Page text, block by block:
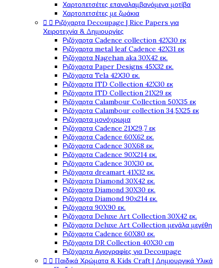
Χαρτοπετσέτες επαναλαμβανόμενα μοτίβα
Χαρτοπετσέτες με ζωάκια
  Ριζόχαρτα Decoupage | Rice Papers για
Χειροτεχνία & Δημιουργίες
Ριζόχαρτα Cadence collection 42X30 εκ
Ριζόχαρτα metal leaf Cadence 42X31 εκ
Ριζόχαρτα Nagehan aka 30X42 εκ.
Ριζόχαρτα Paper Designs 45X32 εκ.
Ριζόχαρτα Tela 42Χ30 εκ.
Ριζόχαρτα ITD Collection 42X30 εκ
Ριζόχαρτα ITD Collection 21X29 εκ
Ριζόχαρτα Calambour Collection 50X35 εκ
Ριζόχαρτα Calambour collection 34,5X25 εκ
Ριζόχαρτα μονόχρωμα
Ριζόχαρτα Cadence 21Χ29,7 εκ
Ριζόχαρτα Cadence 60X62 εκ.
Ριζόχαρτα Cadence 30X68 εκ.
Ριζόχαρτα Cadence 90X214 εκ.
Ριζόχαρτα Cadence 30X30 εκ.
Ριζόχαρτα dreamart 41X32 εκ.
Ριζόχαρτα Diamond 30X42 εκ.
Ριζόχαρτα Diamond 30X30 εκ.
Ριζόχαρτα Diamond 90x214 εκ.
Ριζόχαρτα 90X90 εκ.
Ριζόχαρτα Deluxe Art Collection 30X42 εκ.
Ριζόχαρτα Deluxe Art Collection μεγάλα μεγέθη
Ριζόχαρτα Cadence 60X80 εκ.
Ριζόχαρτα DR Collection 40X30 cm
Ριζόχαρτα Αγιογραφίες για Decoupage
  Παιδικά Χρώματα & Kids Craft | Δημιουργικά Υλικά